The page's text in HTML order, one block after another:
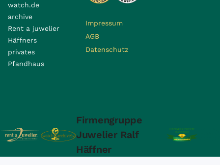
watch.de
archive
Rent a juwelier
Häffners
privates
Pfandhaus
Impressum
AGB
Datenschutz
Firmengruppe
Juwelier Ralf
Häffner